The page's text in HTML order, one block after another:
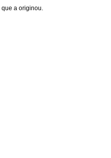
que a originou.